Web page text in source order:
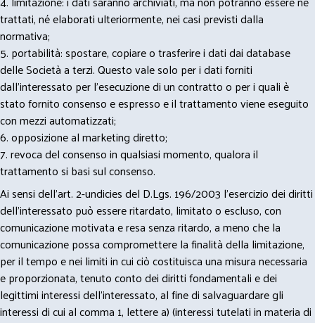
trattati, né elaborati ulteriormente, nei casi previsti dalla
normativa;
5. portabilità: spostare, copiare o trasferire i dati dai database
delle Società a terzi. Questo vale solo per i dati forniti
dall’interessato per l’esecuzione di un contratto o per i quali è
stato fornito consenso e espresso e il trattamento viene eseguito
con mezzi automatizzati;
6. opposizione al marketing diretto;
7. revoca del consenso in qualsiasi momento, qualora il
trattamento si basi sul consenso.
Ai sensi dell’art. 2-undicies del D.Lgs. 196/2003 l’esercizio dei diritti
dell’interessato può essere ritardato, limitato o escluso, con
comunicazione motivata e resa senza ritardo, a meno che la
comunicazione possa compromettere la finalità della limitazione,
per il tempo e nei limiti in cui ciò costituisca una misura necessaria
e proporzionata, tenuto conto dei diritti fondamentali e dei
legittimi interessi dell’interessato, al fine di salvaguardare gli
interessi di cui al comma 1, lettere a) (interessi tutelati in materia di